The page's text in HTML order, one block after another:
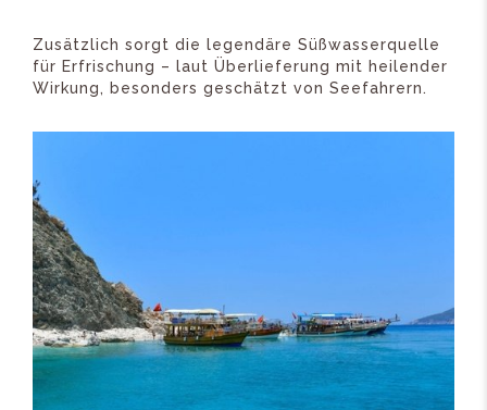
Zusätzlich sorgt die legendäre Süßwasserquelle
für Erfrischung – laut Überlieferung mit heilender
Wirkung, besonders geschätzt von Seefahrern.